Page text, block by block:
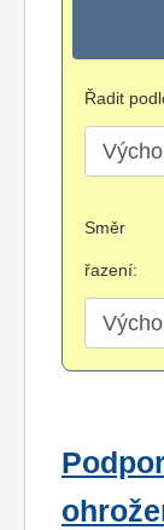
Řadit
Směr
řazení: